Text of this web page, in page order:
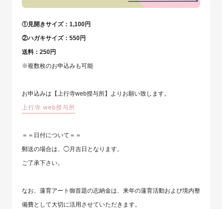
①見開きサイズ：1,100円
②ハガキサイズ：550円
送料：250円
※複数枚のお申込みも可能
お申込みは【上行寺web授与所】よりお願い致します。
上行寺 web授与所
＝＝日付について＝＝
郵送の場合は、◯月吉日となります。
ご了承下さい。
なお、蓮育アート御首題の志納金は、来年の蓮育活動および境内整
備費として大切に活用させていただきます。